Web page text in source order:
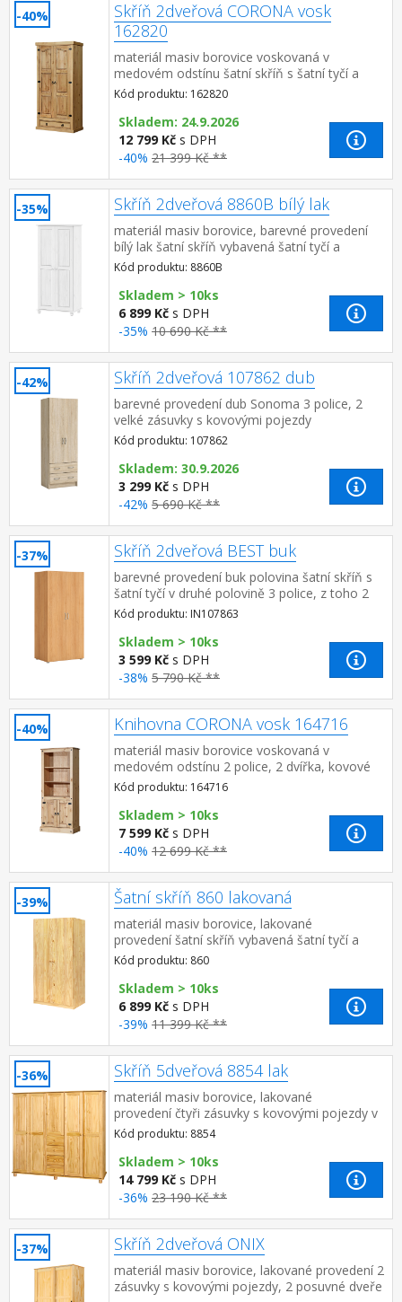
-40%
Skříň 2dveřová CORONA vosk
162820
materiál masiv borovice voskovaná v
medovém odstínu šatní skříň s šatní tyčí a
policí na klobouky ve spodní části velká
zásuvka, kovové ozdo...
Kód produktu: 162820
Skladem: 24.9.2026
12 799 Kč s DPH
-40% 21 399 Kč **
-35% Skříň 2dveřová 8860B bílý lak
materiál masiv borovice, barevné provedení
bílý lak šatní skříň vybavená šatní tyčí a
policí doporučený nástavec 8861B
Kód produktu: 8860B
Skladem > 10ks
6 899 Kč s DPH
-35% 10 690 Kč **
-42% Skříň 2dveřová 107862 dub
barevné provedení dub Sonoma 3 police, 2
velké zásuvky s kovovými pojezdy
Kód produktu: 107862
Skladem: 30.9.2026
3 299 Kč s DPH
-42% 5 690 Kč **
-37% Skříň 2dveřová BEST buk
barevné provedení buk polovina šatní skříň s
šatní tyčí v druhé polovině 3 police, z toho 2
variabilní rozměr police (š/h) 38 × 40 cm ke
skříni je mož...
Kód produktu: IN107863
Skladem > 10ks
3 599 Kč s DPH
-38% 5 790 Kč **
-40% Knihovna CORONA vosk 164716
materiál masiv borovice voskovaná v
medovém odstínu 2 police, 2 dvířka, kovové
ozdobné úchytky součást sestavy Corona
Kód produktu: 164716
Skladem > 10ks
7 599 Kč s DPH
-40% 12 699 Kč **
-39% Šatní skříň 860 lakovaná
materiál masiv borovice, lakované
provedení šatní skříň vybavená šatní tyčí a
policí doporučený nástavec 811
Kód produktu: 860
Skladem > 10ks
6 899 Kč s DPH
-39% 11 399 Kč **
-36% Skříň 5dveřová 8854 lak
materiál masiv borovice, lakované
provedení čtyři zásuvky s kovovými pojezdy v
levé části dvě šatní tyče, ve střední části 1
police a v prav...
Kód produktu: 8854
Skladem > 10ks
14 799 Kč s DPH
-36% 23 190 Kč **
-37% Skříň 2dveřová ONIX
materiál masiv borovice, lakované provedení 2
zásuvky s kovovými pojezdy, 2 posuvné dveře